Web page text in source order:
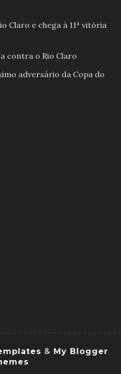
Claro e chega à 11ª vitória
contra o Rio Claro
adversário da Copa do
& My Blogger